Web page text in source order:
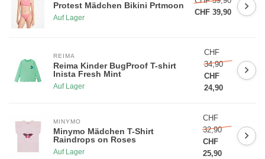
Protest Mädchen Bikini Prtmoon
Auf Lager
CHF 39,90
REIMA
Reima Kinder BugProof T-shirt
Inista Fresh Mint
Auf Lager
CHF
34,90
CHF
24,90
MINYMO
Minymo Mädchen T-Shirt
Raindrops on Roses
Auf Lager
CHF
32,90
CHF
25,90